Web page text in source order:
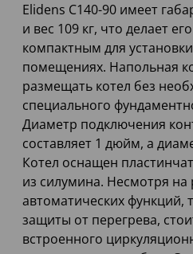
Elidens C140-90 имеет
и вес 109 кг, что делает
компактным для
помещениях. Напольная
размещать котел без
специального
Диаметр подключения
составляет 1 дюйм, а
Котел оснащен
из силумина. Несмотря на
автоматических функций,
защиты от перегрева,
встроенного